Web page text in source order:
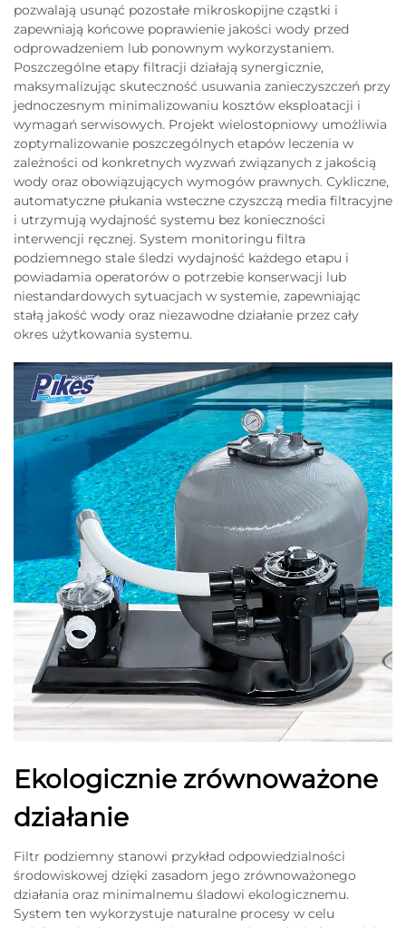
pozwalają usunąć pozostałe mikroskopijne cząstki i
zapewniają końcowe poprawienie jakości wody przed
odprowadzeniem lub ponownym wykorzystaniem.
Poszczególne etapy filtracji działają synergicznie,
maksymalizując skuteczność usuwania zanieczyszczeń przy
jednoczesnym minimalizowaniu kosztów eksploatacji i
wymagań serwisowych. Projekt wielostopniowy umożliwia
zoptymalizowanie poszczególnych etapów leczenia w
zależności od konkretnych wyzwań związanych z jakością
wody oraz obowiązujących wymogów prawnych. Cykliczne,
automatyczne płukania wsteczne czyszczą media filtracyjne
i utrzymują wydajność systemu bez konieczności
interwencji ręcznej. System monitoringu filtra
podziemnego stale śledzi wydajność każdego etapu i
powiadamia operatorów o potrzebie konserwacji lub
niestandardowych sytuacjach w systemie, zapewniając
stałą jakość wody oraz niezawodne działanie przez cały
okres użytkowania systemu.
Ekologicznie zrównoważone
działanie
Filtr podziemny stanowi przykład odpowiedzialności
środowiskowej dzięki zasadom jego zrównoważonego
działania oraz minimalnemu śladowi ekologicznemu.
System ten wykorzystuje naturalne procesy w celu